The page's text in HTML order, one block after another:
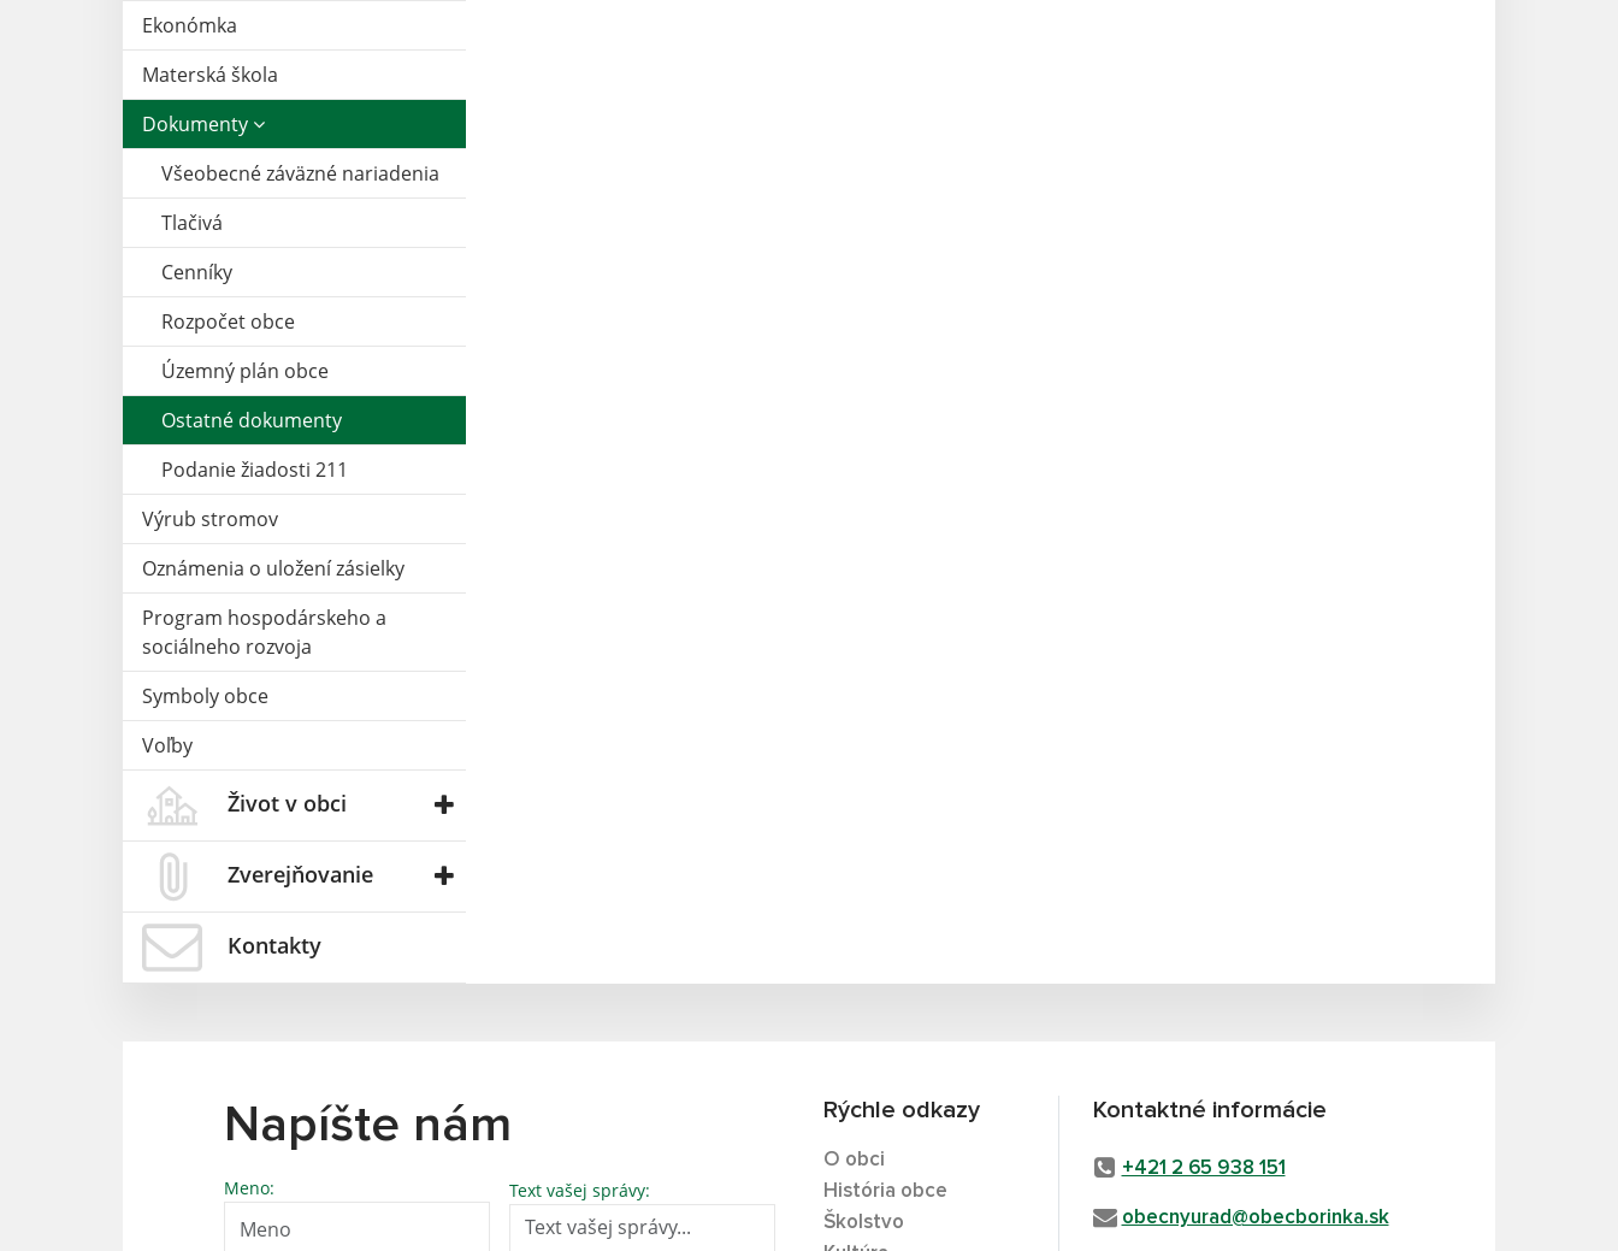
Ekonómka
Materská škola
Dokumenty
Všeobecné záväzné nariadenia
Tlačivá
Cenníky
Rozpočet obce
Územný plán obce
Ostatné dokumenty
Podanie žiadosti 211
Výrub stromov
Oznámenia o uložení zásielky
Program hospodárskeho a
sociálneho rozvoja
Symboly obce
Voľby
Život v obci
Zverejňovanie
Kontakty
Napíšte nám
Meno: Text vašej správy:
Rýchle odkazy
O obci
História obce
Školstvo
Kontaktné informácie
+421 2 65 938 151
obecnyurad@obecborinka.sk